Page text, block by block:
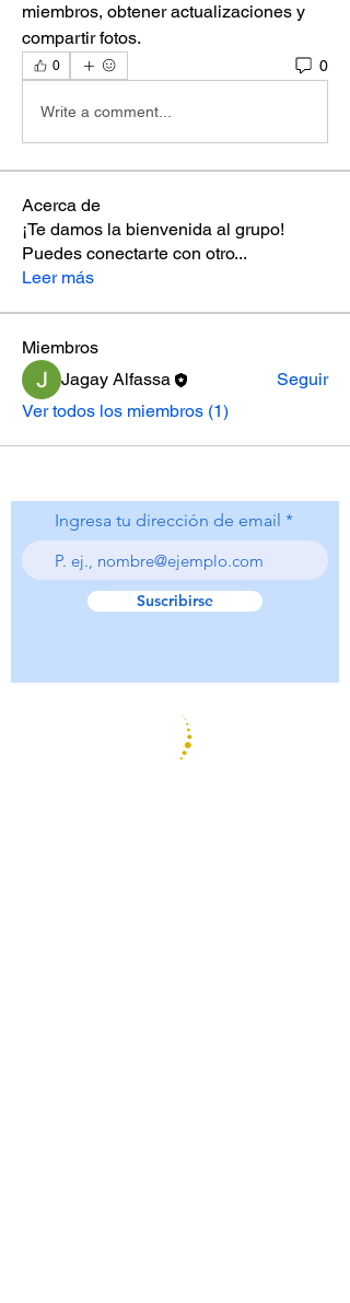
miembros, obtener actualizaciones y
compartir fotos.
0 0
Write a comment...
Acerca de
¡Te damos la bienvenida al grupo!
Puedes conectarte con otro...
Leer más
Miembros
Jagay Alfassa
Seguir
Ver todos los miembros (1)
Ingresa tu dirección de email
Suscribirse